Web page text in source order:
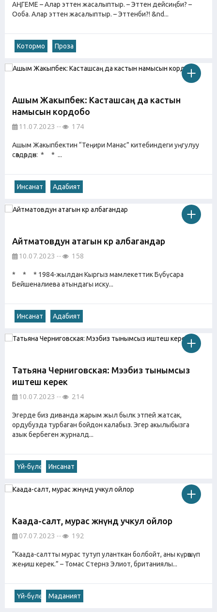
АҢГЕМЕ – Алар эттен жасалыптыр. – Эттен дейсиңби? –
Ооба. Алар эттен жасалыптыр. – Эттенби?! &nd...
Котормо Проза
Ашым Жакыпбек: Касташсаң да кастын
намысын кордобо
11.07.2023 174
Ашым Жакыпбектин “Теңири Манас” китебиндеги уңгулуу
сөздөрдөн: * * ...
Инсанат Адабият
Айтматовдун атагын көрө албагандар
10.07.2023 158
* * * 1984-жылдан Кыргыз мамлекеттик Бүбүсара
Бейшеналиева атындагы иску...
Инсанат Адабият
Татьяна Черниговская: Мээбиз тынымсыз
иштеш керек
10.07.2023 214
Эгерде биз диванда жарым жыл былк этпей жатсак,
ордубузда турбаган бойдон калабыз. Эгер акылыбызга
азык бербеген журналд...
Үй-бүлө Инсанат
Каада-салт, мурас жөнүндө учкул ойлор
07.07.2023 192
“Каада-салтты мурас тутуп уланткан болбойт, аны күрөшүп
жеңиш керек.” – Томас Стернз Элиот, британиялы...
Үй-бүлө Маданият